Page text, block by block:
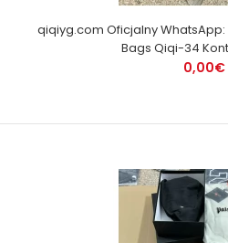
qiqiyg.com Oficjalny WhatsApp:
Bags Qiqi-34
0,00€